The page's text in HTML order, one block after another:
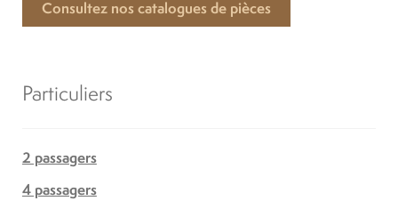
Consultez nos catalogues de pièces
Particuliers
2 passagers
4 passagers